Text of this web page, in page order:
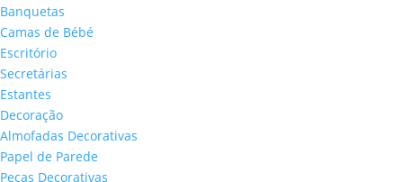
Banquetas
Camas de Bébé
Escritório
Secretárias
Estantes
Decoração
Almofadas Decorativas
Papel de Parede
Peças Decorativas